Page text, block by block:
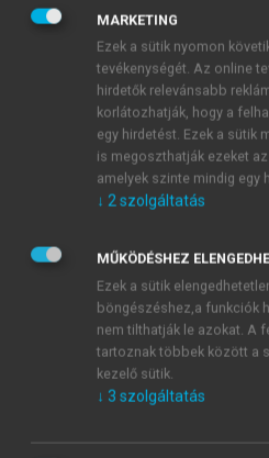
számmal akadnak magas
rendelkező személyek, akik
nyelvet, és még többen
átlagos vagy gyenge
függetlenül sehogyan
nyelveket.) Vegyük
kettős természetű abból a
felmutat racionális,
szabályokba foglalható
ugyanakkor
által elfogadott szokásokat
nyelvek tanulásában is
auditív-szenzomotoros
nem szemben, hanem
meg az analitikus
egyesek szerint nem létező,
MARKETING
Ezek a sütik nyomon
tevékenységét. Az online
hirdetők relevánsabb
korlátozhatják, hogy a
egy hirdetést. Ezek a sütik
is megoszthatják ezeket
amelyek szinte mindig egy
↓ 2szolgáltatás
MŰKÖDÉSHEZ
Ezek a sütik
böngészéshez,a funkciók
nem tilthatják le azokat. A
tartoznak többek között a
kezelő sütik.
↓ 3 szolgáltatás